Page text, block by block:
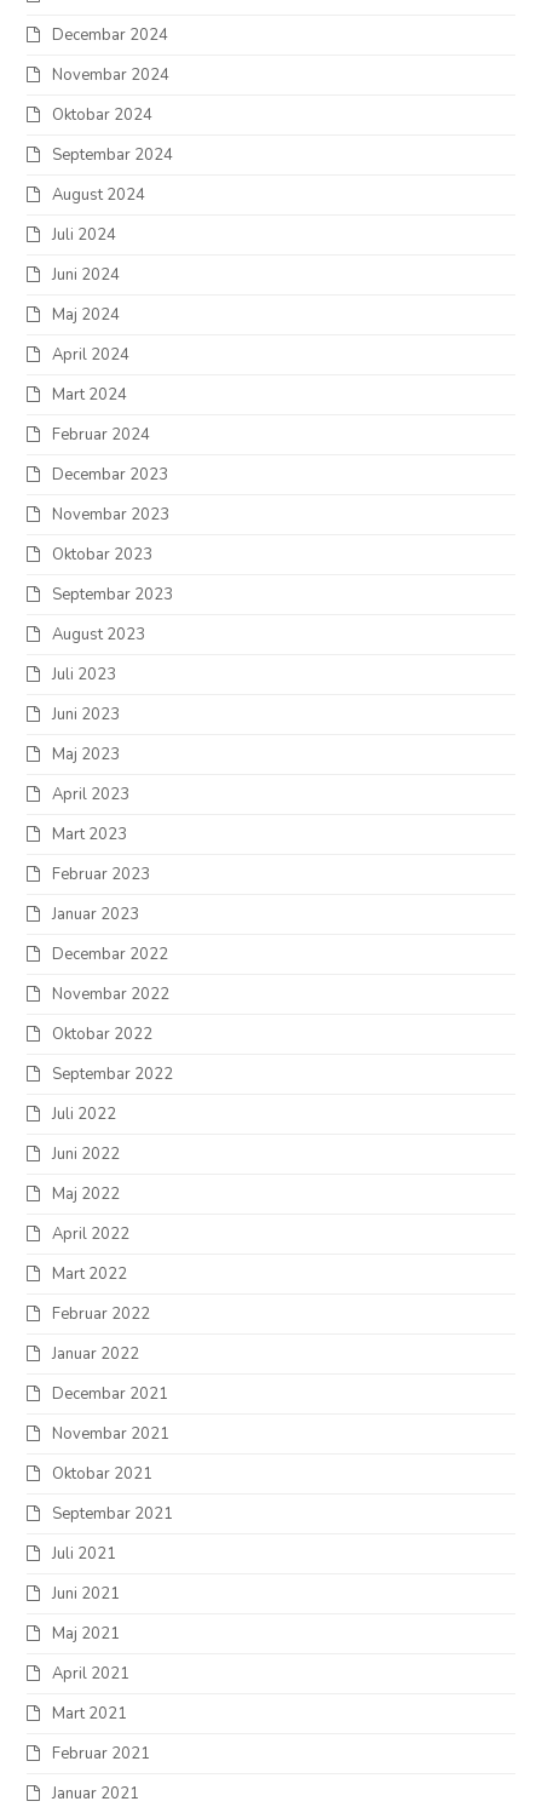
Decembar 2024
Novembar 2024
Oktobar 2024
Septembar 2024
August 2024
Juli 2024
Juni 2024
Maj 2024
April 2024
Mart 2024
Februar 2024
Decembar 2023
Novembar 2023
Oktobar 2023
Septembar 2023
August 2023
Juli 2023
Juni 2023
Maj 2023
April 2023
Mart 2023
Februar 2023
Januar 2023
Decembar 2022
Novembar 2022
Oktobar 2022
Septembar 2022
Juli 2022
Juni 2022
Maj 2022
April 2022
Mart 2022
Februar 2022
Januar 2022
Decembar 2021
Novembar 2021
Oktobar 2021
Septembar 2021
Juli 2021
Juni 2021
Maj 2021
April 2021
Mart 2021
Februar 2021
Januar 2021